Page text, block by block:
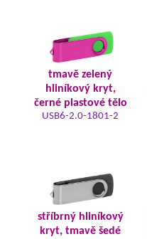
tmavě zelený
hliníkový kryt,
černé plastové tělo
USB6-2.0-1801-2
stříbrný hliníkový
kryt, tmavě šedé